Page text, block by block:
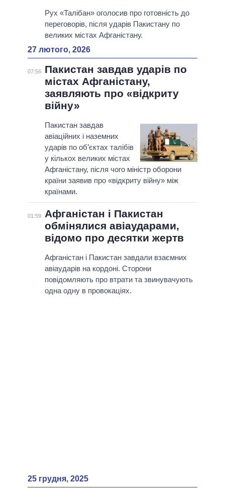
Рух «Талібан» оголосив про готовність до
переговорів, після ударів Пакистану по
великих містах Афганістану.
27 лютого, 2026
07:56
Пакистан завдав ударів по
містах Афганістану,
заявляють про «відкриту
війну»
Пакистан завдав
авіаційних і наземних
ударів по об’єктах талібів
у кількох великих містах
Афганістану, після чого міністр оборони
країни заявив про «відкриту війну» між
країнами.
01:59
Афганістан і Пакистан
обмінялися авіаударами,
відомо про десятки жертв
Афганістан і Пакистан завдали взаємних
авіаударів на кордоні. Сторони
повідомляють про втрати та звинувачують
одна одну в провокаціях.
25 грудня, 2025